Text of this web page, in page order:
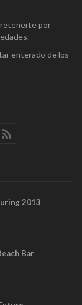
por
enterado de los
2013
Bar